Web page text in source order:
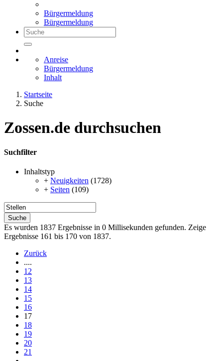
Bürgermeldung
Bürgermeldung
Anreise
Bürgermeldung
Inhalt
Startseite
Suche
Zossen.de durchsuchen
Suchfilter
Inhaltstyp
+ Neuigkeiten (1728)
+ Seiten (109)
Suche
Es wurden 1837 Ergebnisse in 0 Millisekunden gefunden. Zeige
Ergebnisse 161 bis 170 von 1837.
Zurück
....
12
13
14
15
16
17
18
19
20
21